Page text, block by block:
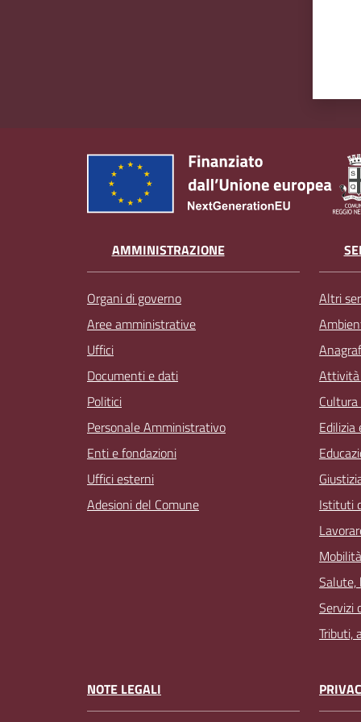
AMMINISTRAZIONE
Organi di governo
Aree amministrative
Uffici
Documenti e dati
Politici
Personale Amministrativo
Enti e fondazioni
Uffici esterni
Adesioni del Comune
Altri
Attività
Edilizia
Istituti
Salute,
Servizi
Tributi,
NOTE LEGALI